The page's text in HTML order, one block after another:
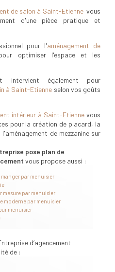
de salon à Saint-Etiennevous
d'une pièce pratique et
pour l'aménagement de
optimiser l'espace et les
intervient également pour
à Saint-Etienne selon vos goûts
intérieur à Saint-Etienne vous
pour la création de placard, la
de mezzanine sur
pose plan de
vous propose aussi :
par menuisier
mesure par menuisier
moderne par menuisier
menuisier
d’agencement
de :